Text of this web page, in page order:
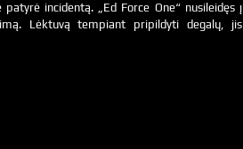
patyrė incidentą. „Ed Force One“ nusileidęs į
Lėktuvą tempiant pripildyti degalų, jis